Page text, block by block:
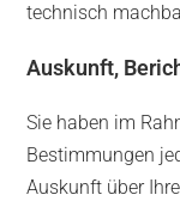
technisch
Auskunft,
Sie haben im
Bestimmungen
Auskunft über